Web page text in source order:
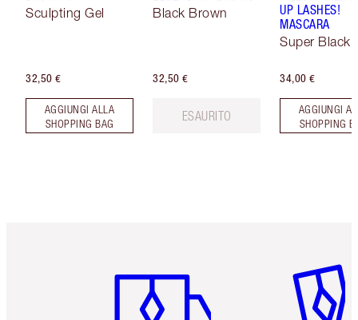
Sculpting Gel
32,50 €
AGGIUNGI ALLA
SHOPPING BAG
Black Brown
32,50 €
ESAURITO
UP LASHES!
MASCARA
Super Black
34,00 €
AGGIUNGI
SHOPPING